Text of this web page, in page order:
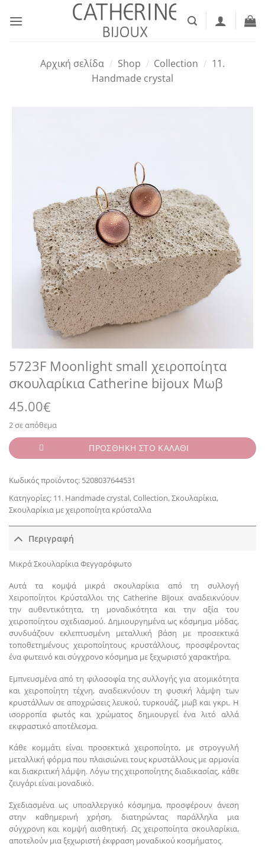
στο
Αρχική σελίδα / Shop / Collection / 11.
Handmade crystal
5723F Moonlight small χειροποίητα
σκουλαρίκια Catherine bijoux Μωβ
45.00€
2 σε απόθεμα
ΠΡΟΣΘΗΚΗ ΣΤΟ ΚΑΛΑΘΙ
Κωδικός προϊόντος: 5208037644531
Κατηγορίες: 11. Handmade crystal,Collection,Σκουλαρίκια,
Σκουλαρίκια με χειροποίητα κρύσταλλα
Περιγραφή
Μικρά Σκουλαρίκια Φεγγαρόφωτο
Αυτά τα κομψά μικρά σκουλαρίκια από τη συλλογή
Χειροποίητοι Κρύσταλλοι της Catherine Bijoux αναδεικνύουν
την αυθεντικότητα, τη μοναδικότητα και την αξία του
χειροποίητου σχεδιασμού. Δημιουργημένα ως κόσμημα μόδας,
συνδυάζουν εκλεπτυσμένη μεταλλική βάση με προσεκτικά
τοποθετημένους χειροποίητους κρυστάλλους, προσφέροντας
ένα φωτεινό και σύγχρονο κόσμημα με ξεχωριστό χαρακτήρα.
Εμπνευσμένα από τη φιλοσοφία της συλλογής για ατομικότητα
και χειροποίητη τέχνη, αναδεικνύουν τη φυσική λάμψη των
κρυστάλλων σε αποχρώσεις λευκού, τυρκουάζ, μωβ και γκρι. Η
ισορροπία φωτός και χρώματος δημιουργεί ένα λιτό αλλά
εκφραστικό αποτέλεσμα.
Κάθε κομμάτι είναι προσεκτικά χειροποίητο, με στρογγυλή
μεταλλική φόρμα που πλαισιώνει τους κρυστάλλους με αρμονία
και διακριτική λάμψη. Λόγω της χειροποίητης διαδικασίας, κάθε
ζευγάρι είναι μοναδικό.
Σχεδιασμένα ως υποαλλεργικό κόσμημα, προσφέρουν άνεση
στην καθημερινή χρήση, διατηρώντας παράλληλα μια
σύγχρονη και κομψή αισθητική. Ως χειροποίητα σκουλαρίκια,
αποτελούν μια ξεχωριστή έκφραση μοναδικού κοσμήματος.